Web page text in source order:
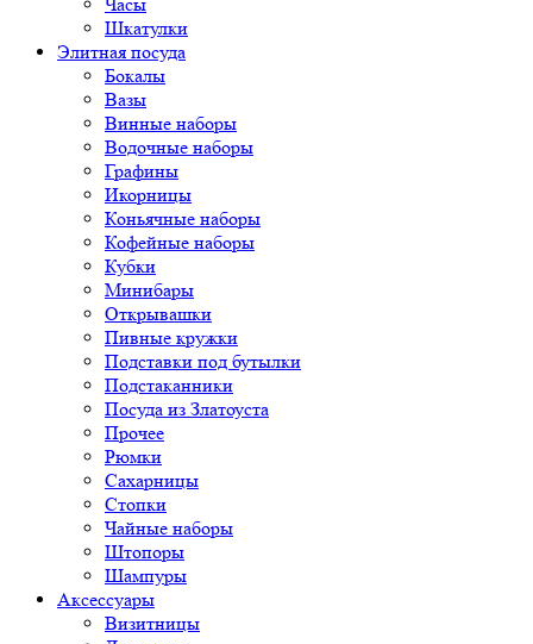
Шкатулки
Элитная посуда
Бокалы
Вазы
Винные наборы
Водочные наборы
Графины
Икорницы
Коньячные наборы
Кофейные наборы
Кубки
Минибары
Открывашки
Пивные кружки
Подставки под бутылки
Подстаканники
Посуда из Златоуста
Прочее
Рюмки
Сахарницы
Стопки
Чайные наборы
Штопоры
Шампуры
Аксессуары
Визитницы